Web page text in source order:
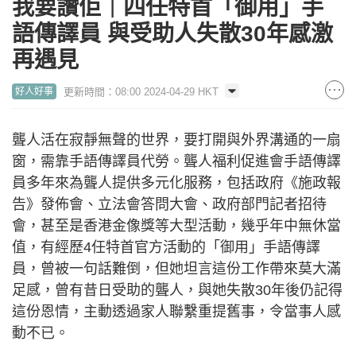
我要讚佢｜四任特首「御用」手
語傳譯員 與受助人失散30年感激
再遇見
好人好事 更新時間：08:00 2024-04-29 HKT
聾人活在寂靜無聲的世界，要打開與外界溝通的一扇
窗，需靠手語傳譯員代勞。聾人福利促進會手語傳譯
員多年來為聾人提供多元化服務，包括政府《施政報
告》發佈會、立法會答問大會、政府部門記者招待
會，甚至是香港金像獎等大型活動，幾乎年中無休當
值，有經歷4任特首官方活動的「御用」手語傳譯
員，曾被一句話難倒，但她坦言這份工作帶來莫大滿
足感，曾有昔日受助的聾人，與她失散30年後仍記得
這份恩情，主動透過家人聯繫重提舊事，令當事人感
動不已。